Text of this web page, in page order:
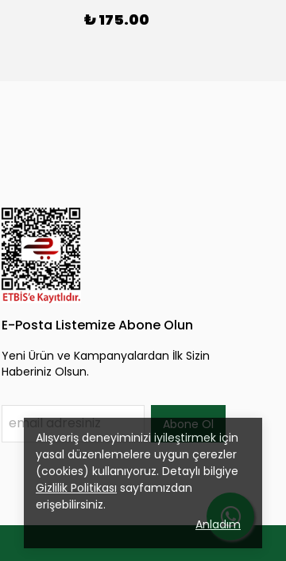
Alışveriş deneyiminizi iyileştirmek için
yasal düzenlemelere uygun çerezler
(cookies) kullanıyoruz. Detaylı bilgiye
Gizlilik Politikası sayfamızdan
erişebilirsiniz.
Anladım
₺ 175.00
E-Posta Listemize Abone Olun
Yeni Ürün ve Kampanyalardan İlk Sizin
Haberiniz Olsun.
Abone Ol